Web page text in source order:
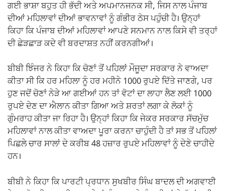
ਗਈ ਭਾਸ਼ਾ ਬਹੁਤ ਹੀ ਭੱਦੀ ਅਤੇ ਅਪਮਾਨਜਨਕ ਸੀ, ਜਿਸ ਨਾਲ ਪੰਜਾਬ
ਦੀਆਂ ਮਹਿਲਾਵਾਂ ਦੀਆਂ ਭਾਵਨਾਵਾਂ ਨੂੰ ਗੰਭੀਰ ਠੇਸ ਪਹੁੰਚੀ ਹੈ। ਉਨ੍ਹਾਂ
ਕਿਹਾ ਕਿ ਪੰਜਾਬ ਦੀਆਂ ਮਹਿਲਾਵਾਂ ਆਪਣੇ ਸਨਮਾਨ ਨਾਲ ਕਿਸੇ ਵੀ ਤਰ੍ਹਾਂ
ਦੀ ਛੇੜਛਾੜ ਕਦੇ ਵੀ ਬਰਦਾਸ਼ਤ ਨਹੀਂ ਕਰਨਗੀਆਂ।
ਬੀਬੀ ਝਿੰਜਰ ਨੇ ਕਿਹਾ ਕਿ ਚੋਣਾਂ ਤੋਂ ਪਹਿਲਾਂ ਮੌਜੂਦਾ ਸਰਕਾਰ ਨੇ ਵਾਅਦਾ
ਕੀਤਾ ਸੀ ਕਿ ਹਰ ਮਹਿਲਾ ਨੂੰ ਹਰ ਮਹੀਨੇ 1000 ਰੁਪਏ ਦਿੱਤੇ ਜਾਣਗੇ, ਪਰ
ਹੁਣ ਜਦੋਂ ਚੋਣਾਂ ਨੇੜੇ ਆ ਗਈਆਂ ਹਨ ਤਾਂ ਵੋਟਾਂ ਦਾ ਲਾਹਾ ਲੈਣ ਲਈ 1000
ਰੁਪਏ ਦੇਣ ਦਾ ਐਲਾਨ ਕੀਤਾ ਗਿਆ ਅਤੇ ਸ਼ਰਤਾਂ ਲਗਾ ਕੇ ਲੋਕਾਂ ਨੂੰ
ਗੁੰਮਰਾਹ ਕੀਤਾ ਜਾ ਰਿਹਾ ਹੈ। ਉਨ੍ਹਾਂ ਕਿਹਾ ਕਿ ਜੇਕਰ ਸਰਕਾਰ ਸੱਚਮੁੱਚ
ਮਹਿਲਾਵਾਂ ਨਾਲ ਕੀਤਾ ਵਾਅਦਾ ਪੂਰਾ ਕਰਨਾ ਚਾਹੁੰਦੀ ਹੈ ਤਾਂ ਸਭ ਤੋਂ ਪਹਿਲਾਂ
ਪਿਛਲੇ ਚਾਰ ਸਾਲਾਂ ਦੇ ਕਰੀਬ 48 ਹਜ਼ਾਰ ਰੁਪਏ ਮਹਿਲਾਵਾਂ ਨੂੰ ਦੇਣੇ ਚਾਹੀਦੇ
ਹਨ।
ਬੀਬੀ ਨੇ ਕਿਹਾ ਕਿ ਪਾਰਟੀ ਪ੍ਰਧਾਨ ਸੁਖਬੀਰ ਸਿੰਘ ਬਾਦਲ ਦੀ ਅਗਵਾਈ